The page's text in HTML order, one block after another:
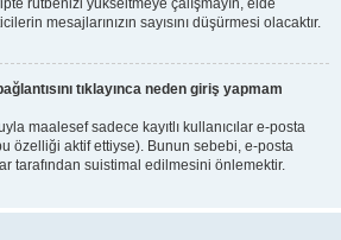
rütbenizi yükseltmeye çalışmayın, elde
mesajlarınızın sayısını düşürmesi olacaktır.
tıklayınca neden giriş yapmam
maalesef sadece kayıtlı kullanıcılar e-posta
özelliği aktif ettiyse). Bunun sebebi, e-posta
tarafından suistimal edilmesini önlemektir.